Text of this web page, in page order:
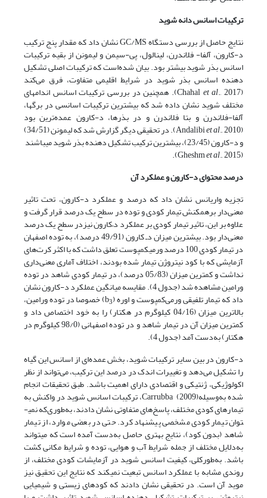
ترکیبات اسانس دانه شوید
نتایج حاصل از بررسی دستگاه GC/MS نشان داد که مقدار پنج ترکیب
د-کارون، آلفا- فلاندرن، لینالول، پی-سیمن و لیمونن از بقیه ترکیبات
اسانس بذر شوید بیشتر بود. بیان شده‌است که ترکیبات اصلی تشکیل
دهنده اسانس بذر شوید در شرایط اقلیمی متفاوت، فرق می‌کند
(Chahal
et al ., 2017). همچنین در بررسی ترکیبات اسانس اندام­های
مختلف شوید نشان داده شد که بیشترین ترکیبات اسانسی در برگ­ها،
آلفا-فلاندرن و بتا فلاندرن و در بذرها، د-کارون عمده‌ترین بود
(Andalibi
et al ., 2010). در تحقیقی دیگر گزارش شد که لیمونن (34/51)
و د-کارون (23/45)، بیشترین ترکیب تشکیل دهنده بذر شوید می­باشند
(Gheshm
et al., 2015).
درصد محتوای د-کارون و عملکرد آن
تجزیه واریانس نشان داد که درصد و عملکرد د-کارون، تحت تاثیر
معنی‌دار برهمکنش تیمار کودی و توده در سطح یک درصد قرار گرفت و
علاوه بر این، تاثیر تیمار کودی بر عملکرد د–کارون نیزدر سطح یک درصد
معنی‌دار بود. بیشترین میزان دـ کارون (49/91 درصد)، به توده اصفهان
در تیمار کودی 100 درصد ورمی­کمپوست تعلق داشت که با اکثر کرت‌های
آزمایشی که با کود نیتروژن تیمار شده بودند، اختلاف آماری معنی‌داری
نداشت و کمترین میزان (05/83 درصد)، در تیمار کودی شاهد در توده
ورامین مشاهده شد (جدول 4). مقایسه میانگین عملکرد د-کارون نشان
داد که تیمار تلفیقی ورمی‌کمپوست و اوره (b3 ) خصوصا در توده ورامین،
بالاترین میزان (04/16 کیلوگرم در هکتار) را به خود اختصاص داد و
کمترین میزان آن در تیمار شاهد و در توده اصفهانی (98/0 کیلوگرم در
هکتار) به‌دست آمد (جدول 4).
د-کارون در بین سایر ترکیبات شوید، بخش عمده‌ای از اسانس این گیاه
را تشکیل می‌دهد و تغییرات اندک در درصد این ترکیب، می‌تواند از نظر
اکولوژیکی، ژنتیکی و اقتصادی دارای اهمیت باشد. طبق تحقیقات انجام
شده به‌وسیلهCarrubba (2009)، ترکیبات اسانس شوید در واکنش به
تیمارهای کودی مختلف، پاسخ‌های متفاوتی نشان دادند، به‌طوری‌که نمی­
توان تیمار کودی مشخصی پیشنهاد کرد. حتی در بعضی موارد، از تیمار
شاهد (بدون کود)، نتایج بهتری حاصل به‌دست آمده است که می­تواند
به‌دلایل مختلف از جمله شرایط آب و هوایی، توده و شرایط مکانی کشت
باشد. به‌طورکلی، کیفیت اسانس شوید در آزمایشات کودی مختلف، از
روندی مشابه با عملکرد اسانس تبعیت نمی­کند که نتایج این تحقیق نیز
موید آن است. در تحقیقی نشان دادند که کودهای زیستی و شیمیایی